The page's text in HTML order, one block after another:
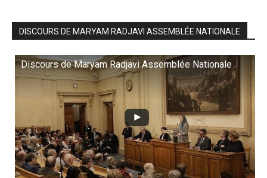
DISCOURS DE MARYAM RADJAVI ASSEMBLÉE NATIONALE
Discours de Maryam Radjavi Assemblée Nationale